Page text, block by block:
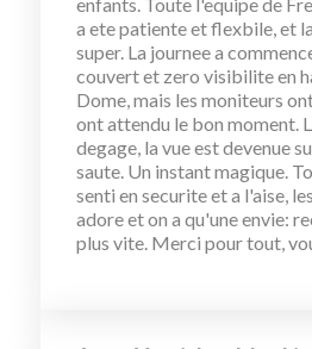
a ete patiente et flexbile, et
super. La journee a
couvert et zero visibilite en
Dome, mais les moniteurs
ont attendu le bon moment.
degage, la vue est devenue
saute. Un instant magique.
senti en securite et a l'aise,
adore et on a qu'une envie:
plus vite. Merci pour tout,